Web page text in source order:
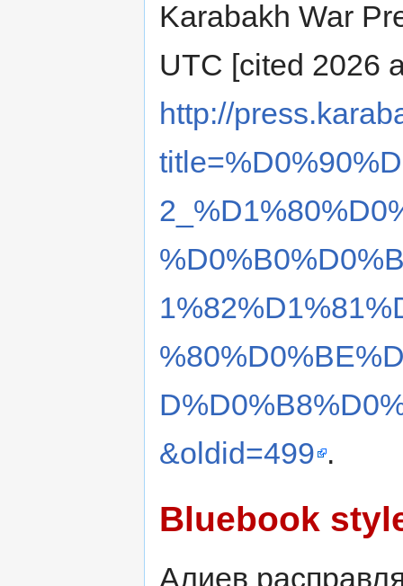
Karabakh War
UTC [cited 2026
http://
&oldid=499 .
Bluebook
Алиев